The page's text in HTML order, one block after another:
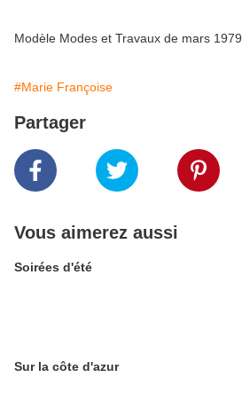
Modèle Modes et Travaux de mars 1979
#Marie Françoise
Partager
Vous aimerez aussi
Soirées d'été
Sur la côte d'azur